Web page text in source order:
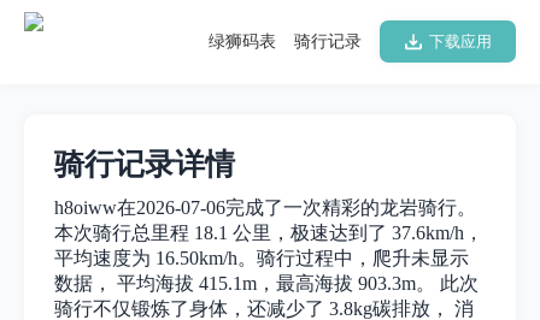
下载应用
骑行记录
绿狮码表
骑行记录详情
h8oiww在2026-07-06完成了一次精彩的龙岩骑行。
本次骑行总里程 18.1 公里，极速达到了 37.6km/h，
平均速度为 16.50km/h。骑行过程中，爬升未显示
数据， 平均海拔 415.1m，最高海拔 903.3m。 此次
骑行不仅锻炼了身体，还减少了 3.8kg碳排放， 消